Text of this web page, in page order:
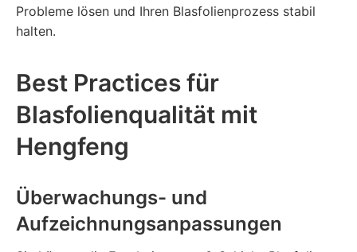
Probleme lösen und Ihren Blasfolienprozess stabil
halten.
Best Practices für
Blasfolienqualität mit
Hengfeng
Überwachungs- und
Aufzeichnungsanpassungen